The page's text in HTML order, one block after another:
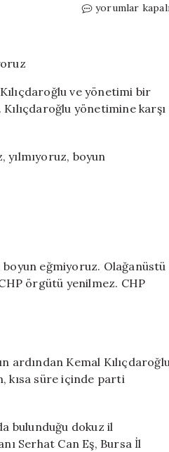
Butlancıların
Korkmuyoruz,
yılmıyoruz
yorumlar
ve yönetimi bir
yönetimine karşı
yılmıyoruz, boyun
boyun eğmiyoruz. Olağanüstü
örgütü yenilmez. CHP
ardından Kemal
kısa süre içinde parti
bulunduğu dokuz il
Serhat Can Eş, Bursa İl